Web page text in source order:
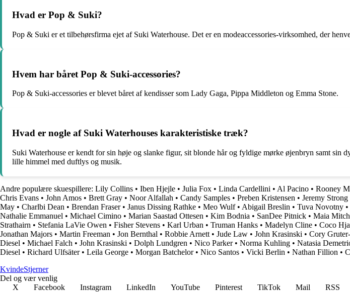
Hvad er Pop & Suki?
Pop & Suki er et tilbehørsfirma ejet af Suki Waterhouse. Det er en modeaccessories-virksomhed, der
Hvem har båret Pop & Suki-accessories?
Pop & Suki-accessories er blevet båret af kendisser som Lady Gaga, Pippa Middleton og Emma Stone.
Hvad er nogle af Suki Waterhouses karakteristiske træk?
Suki Waterhouse er kendt for sin høje og slanke figur, sit blonde hår og fyldige mørke øjenbryn samt sin
lille himmel med duftlys og musik.
Andre populære skuespillere: Lily Collins • Iben Hjejle • Julia Fox • Linda Cardellini • Al Pacino • Rooney
Chris Evans • John Amos • Brett Gray • Noor Alfallah • Candy Samples • Preben Kristensen • Jeremy Strong
May • Charlbi Dean • Brendan Fraser• Janus Dissing Rathke • Meo Wulf• Abigail Breslin • Tuva Novotny •
Nathalie Emmanuel • Michael Cimino • Marian Saastad Ottesen • Kim Bodnia • SanDee Pitnick • Maia
Strathairn • Stefania LaVie Owen • Fisher Stevens • Karl Urban • Truman Hanks • Madelyn Cline • Coco
Jonathan Majors • Martin Freeman • Jon Bernthal • Robbie Arnett • Jude Law • John Krasinski • Cory
Diesel • Michael Falch • John Krasinski • Dolph Lundgren • Nico Parker• Norma Kuhling • Natasia
Diesel • Richard Ulfsäter• Leila George • Morgan Batchelor• Nico Santos • Vicki Berlin • Nathan Fillion •
KvindeStjerner
Del og vær venlig
X
Facebook Instagram LinkedIn YouTube Pinterest TikTok Mail RSS